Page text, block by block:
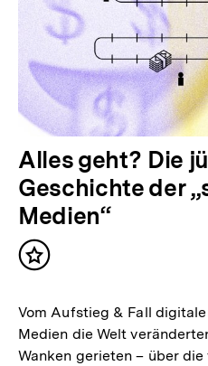
Alles geht? Die
Geschichte der
Medien“
Inhalt
Vom Aufstieg & Fall
Medien die Welt
Wanken gerieten – über